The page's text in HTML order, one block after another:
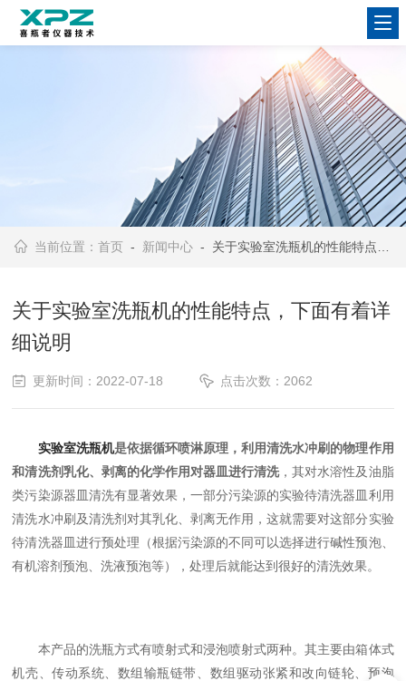
当前位置：首页 - 新闻中心 - 关于实验室洗瓶机的性能特点，下面有着详细说明
关于实验室洗瓶机的性能特点，下面有着详
细说明
更新时间：2022-07-18 点击次数：2062
实验室洗瓶机是依据循环喷淋原理，利用清洗水冲刷的物理作用
和清洗剂乳化、剥离的化学作用对器皿进行清洗，其对水溶性及油脂
类污染源器皿清洗有显著效果，一部分污染源的实验待清洗器皿利用
清洗水冲刷及清洗剂对其乳化、剥离无作用，这就需要对这部分实验
待清洗器皿进行预处理（根据污染源的不同可以选择进行碱性预泡、
有机溶剂预泡、洗液预泡等），处理后就能达到很好的清洗效果。
本产品的洗瓶方式有喷射式和浸泡喷射式两种。其主要由箱体式
机壳、传动系统、数组输瓶链带、数组驱动张紧和改向链轮、预泡